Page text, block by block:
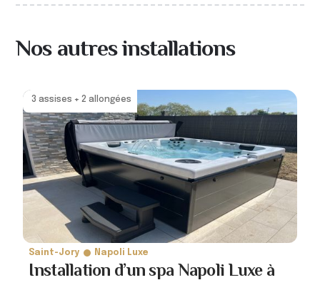
Nos autres installations
3 assises + 2 allongées
Saint-Jory Napoli Luxe
Installation d’un spa Napoli Luxe à